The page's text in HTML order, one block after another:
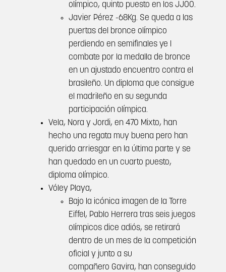
olímpico, quinto puesto en los JJOO.
Javier Pérez -68Kg. Se queda a las
puertas del bronce olímpico
perdiendo en semifinales ye l
combate por la medalla de bronce
en un ajustado encuentro contra el
brasileño. Un diploma que consigue
el madrileño en su segunda
participación olímpica.
Vela, Nora y Jordi, en 470 Mixto, han
hecho una regata muy buena pero han
querido arriesgar en la última parte y se
han quedado en un cuarto puesto,
diploma olímpico.
Vóley Playa,
Bajo la icónica imagen de la Torre
Eiffel, Pablo Herrera tras seis juegos
olímpicos dice adiós, se retirará
dentro de un mes de la competición
oficial y junto a su
compañero Gavira, han conseguido